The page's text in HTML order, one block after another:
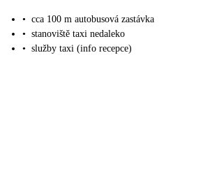
• cca 100 m autobusová zastávka
• stanoviště taxi nedaleko
• služby taxi (info recepce)